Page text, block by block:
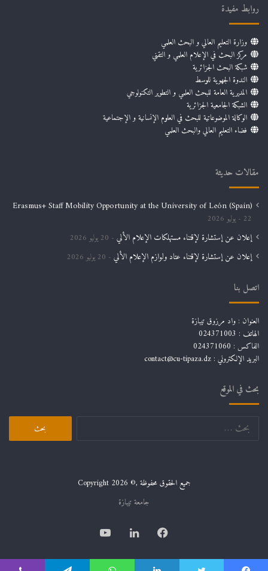
روابط مفيدة
وزارة التعليم العالي و البحث العلمي
مركز البحث في الإعلام العلمي و التقني
شبكة البحث الجزائرية
الندوة الجهوية للوسط
المديرية العامة للبحث العلمي و التطوير التكنولوجي
الشبكة الجامعية الجزائرية
الوكالة الموضوعاتية للبحث في العلوم الإنسانية و الإجتماعية
فضاء التعليم العالي والبحث العلمي
مقالات حديثة
Erasmus+ Staff Mobility Opportunity at the University of León (Spain)
22 يوليو 2026
إعلان عن إستشارة لإقتناء مستهلكات الإعلام الألي 20 يوليو 2026
إعلان عن إستشارة لإقتناء عتاد ولوازم الإعلام الألي 20 يوليو 2026
اتصل بنا
العنوان : واد مرزوق تيبازة
الهاتف : 024371003
الفاكس : 024371060
البريد الإلكتروني : contact@cu-tipaza.dz
بحث في الموقع
البحث
جميع الحقوق محفوظة ,© Copyright 2026
جامعة تيبازة
فيسبوكلينكدإن يوتيوب